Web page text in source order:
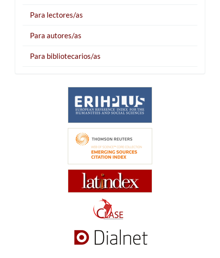
Para lectores/as
Para autores/as
Para bibliotecarios/as